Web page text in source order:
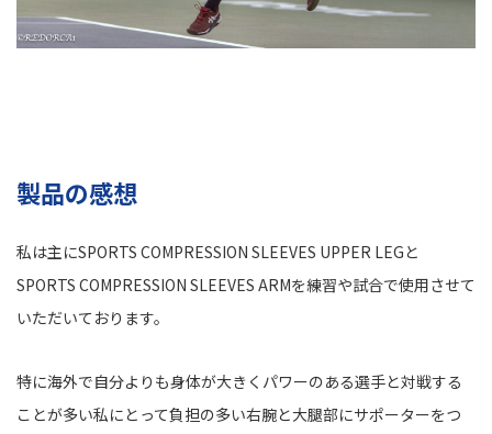
製品の感想
私は主にSPORTS COMPRESSION SLEEVES UPPER LEGと
SPORTS COMPRESSION SLEEVES ARMを練習や試合で使用させて
いただいております。
特に海外で自分よりも身体が大きくパワーのある選手と対戦する
ことが多い私にとって負担の多い右腕と大腿部にサポーターをつ